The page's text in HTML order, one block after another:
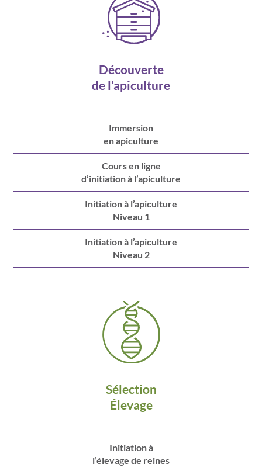
Découverte
de l’apiculture
Immersion
en apiculture
Cours en ligne
d’initiation à l’apiculture
Initiation à l’apiculture
Niveau 1
Initiation à l’apiculture
Niveau 2
Sélection
Élevage
Initiation à
l’élevage de reines